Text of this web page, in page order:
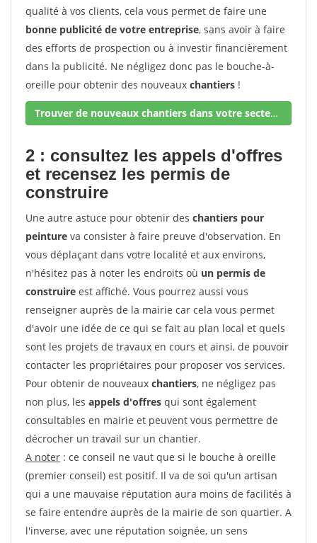
qualité à vos clients, cela vous permet de faire une
bonne publicité de votre entreprise, sans avoir à faire
des efforts de prospection ou à investir financièrement
dans la publicité. Ne négligez donc pas le bouche-à-
oreille pour obtenir des nouveaux chantiers !
Trouver de nouveaux chantiers dans votre secteur !
2 : consultez les appels d'offres
et recensez les permis de
construire
Une autre astuce pour obtenir des chantiers pour
peinture va consister à faire preuve d'observation. En
vous déplaçant dans votre localité et aux environs,
n'hésitez pas à noter les endroits où un permis de
construire est affiché. Vous pourrez aussi vous
renseigner auprès de la mairie car cela vous permet
d'avoir une idée de ce qui se fait au plan local et quels
sont les projets de travaux en cours et ainsi, de pouvoir
contacter les propriétaires pour proposer vos services.
Pour obtenir de nouveaux chantiers, ne négligez pas
non plus, les appels d'offres qui sont également
consultables en mairie et peuvent vous permettre de
décrocher un travail sur un chantier.
A noter : ce conseil ne vaut que si le bouche à oreille
(premier conseil) est positif. Il va de soi qu'un artisan
qui a une mauvaise réputation aura moins de facilités à
se faire entendre auprès de la mairie de son quartier. A
l'inverse, avec une réputation soignée, un sens